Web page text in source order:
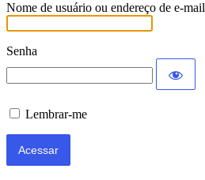
Nome de usuário ou endereço de e-mail
Senha
Lembrar-me